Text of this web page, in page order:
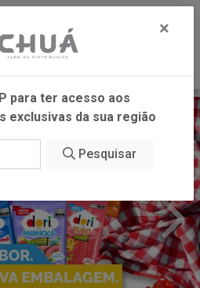
×
para ter acesso aos
exclusivas da sua região
Pesquisar